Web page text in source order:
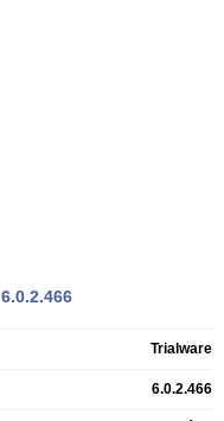
6.0.2.466
Trialware
6.0.2.466